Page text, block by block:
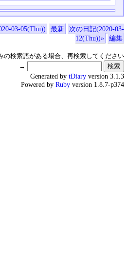
03-05(Thu)) 最新
次の日記(2020-03-
12(Thu))»
編集
の検索語がある場合、再検索してください
→
Generated by tDiary version 3.1.3
Powered by Ruby version 1.8.7-p374